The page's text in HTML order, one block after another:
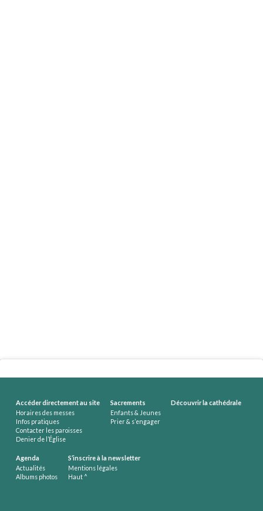
Accéder directement au site
Horaires des messes
Infos pratiques
Contacter les paroisses
Denier de l’Église
Sacrements
Enfants & Jeunes
Prier & s’engager
Découvrir la cathédrale
Agenda
Actualités
Albums photos
S’inscrire à la newsletter
Mentions légales
Haut ^